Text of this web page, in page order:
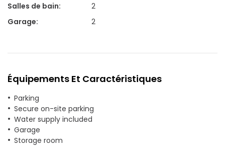
Salles de bain:
2
Garage: 2
Équipements Et Caractéristiques
Parking
Secure on-site parking
Water supply included
Garage
Storage room